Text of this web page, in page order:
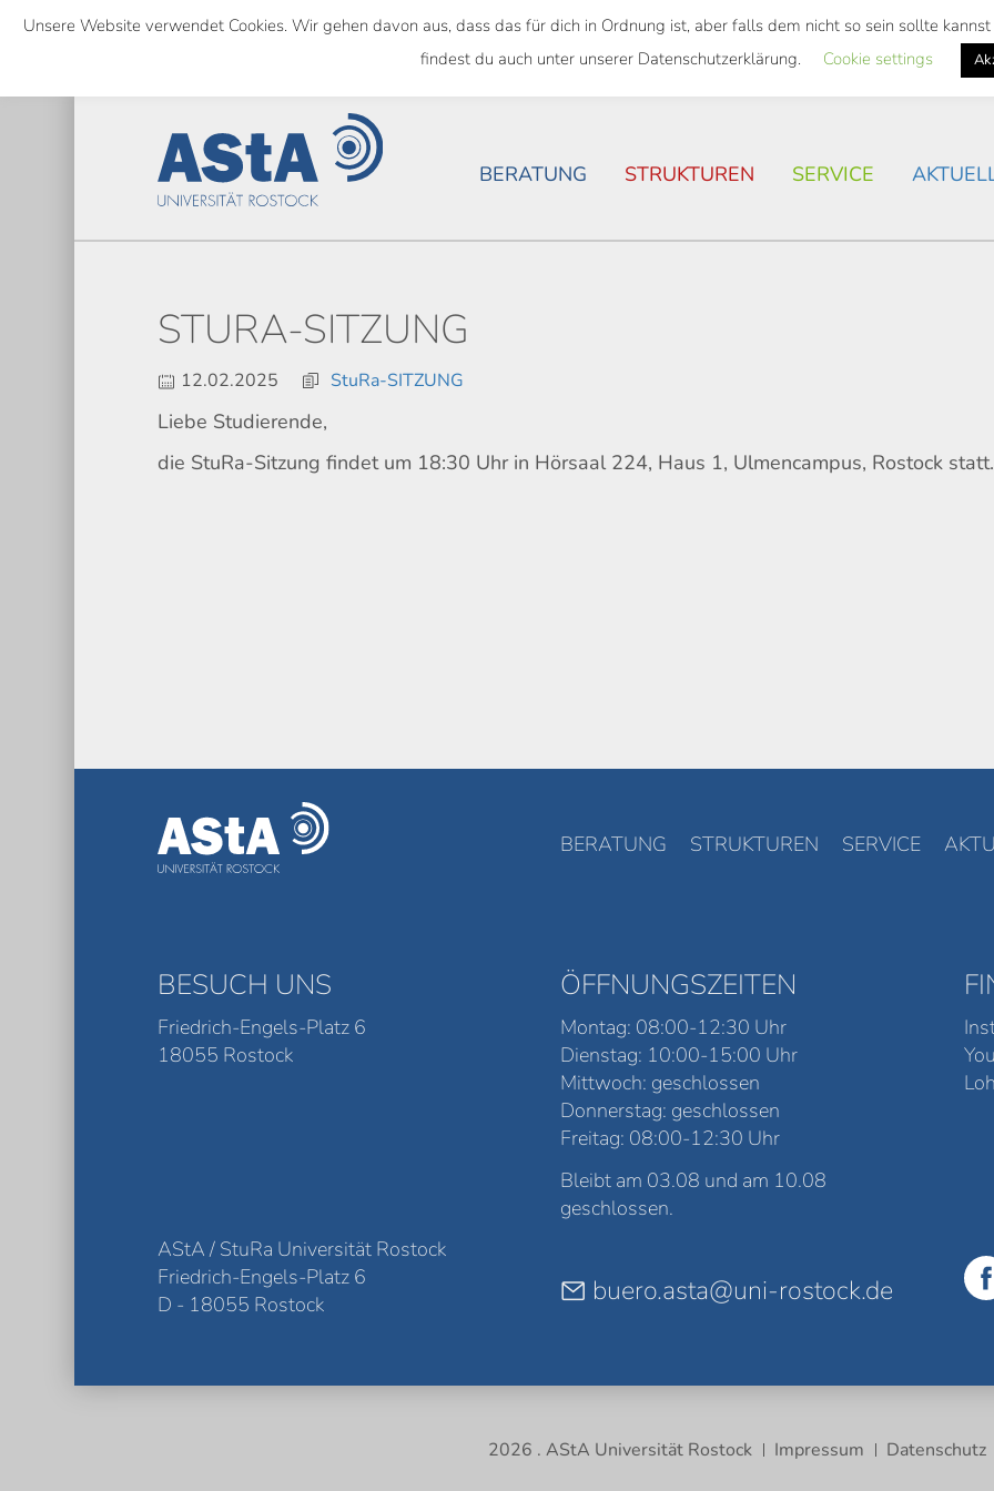
Skip
content
SEMESTERTICKET ALS BUNDESWEITES TICKET
BERATUNG STRUKTUREN SERVICE
STURA-SITZUNG
12.02.2025 StuRa-SITZUNG
Liebe Studierende,
die StuRa-Sitzung findet um 18:30 Uhr in Hörsaal 224, Haus 1, Ulmencampus, Rostock statt.
BERATUNG STRUKTUREN SERVICE
BESUCH UNS
Friedrich-Engels-Platz 6
18055 Rostock
ÖFFNUNGSZEITEN
Montag: 08:00-12:30 Uhr
Dienstag: 10:00-15:00 Uhr
Mittwoch: geschlossen
Donnerstag: geschlossen
Freitag: 08:00-12:30 Uhr
Bleibt am 03.08 und am 10.08
geschlossen.
AStA / StuRa Universität Rostock
Friedrich-Engels-Platz 6
D - 18055 Rostock
buero.asta@uni-rostock.de
2026 . AStA Universität Rostock Impressum Datenschutz
Unsere Website verwendet Cookies. Wir gehen davon aus, dass das für dich in Ordnung ist, aber falls dem nicht so sein sollte
findest du auch unter unserer Datenschutzerklärung.
Cookie settings